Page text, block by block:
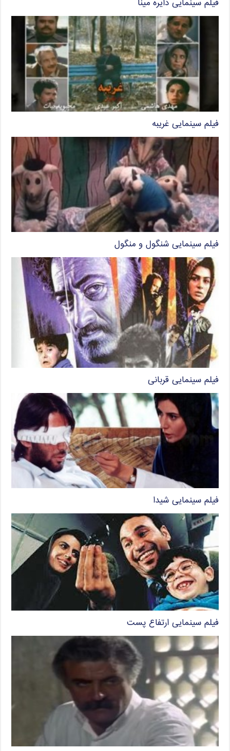
فیلم سینمایی دایره مینا
فیلم سینمایی غریبه
فیلم سینمایی شنگول و منگول
فیلم سینمایی قربانی
فیلم سینمایی شیدا
فیلم سینمایی ارتفاع پست